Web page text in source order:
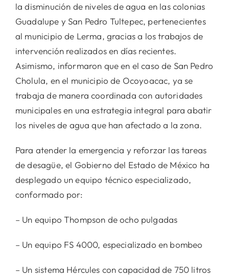
la disminución de niveles de agua en las colonias
Guadalupe y San Pedro Tultepec, pertenecientes
al municipio de Lerma, gracias a los trabajos de
intervención realizados en días recientes.
Asimismo, informaron que en el caso de San Pedro
Cholula, en el municipio de Ocoyoacac, ya se
trabaja de manera coordinada con autoridades
municipales en una estrategia integral para abatir
los niveles de agua que han afectado a la zona.
Para atender la emergencia y reforzar las tareas
de desagüe, el Gobierno del Estado de México ha
desplegado un equipo técnico especializado,
conformado por:
– Un equipo Thompson de ocho pulgadas
– Un equipo FS 4000, especializado en bombeo
– Un sistema Hércules con capacidad de 750 litros